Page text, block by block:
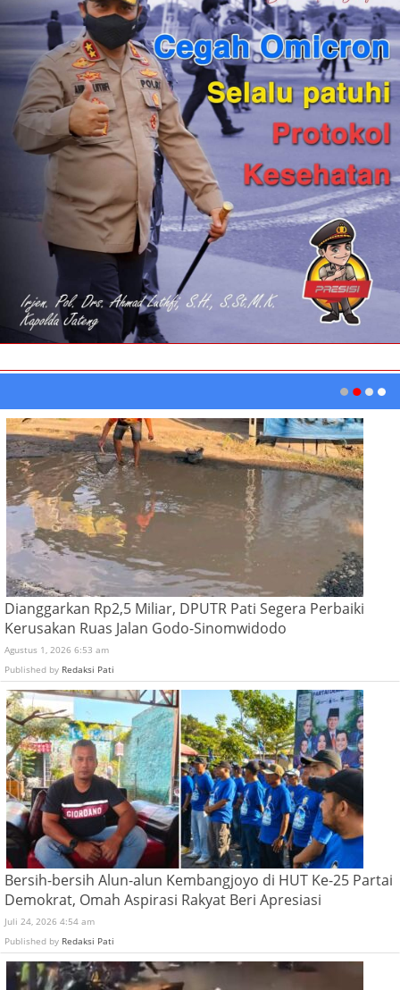
Dianggarkan Rp2,5 Miliar, DPUTR Pati Segera Perbaiki
Kerusakan Ruas Jalan Godo-Sinomwidodo
Agustus 1, 2026 6:53 am
Published by Redaksi Pati
Bersih-bersih Alun-alun Kembangjoyo di HUT Ke-25 Partai
Demokrat, Omah Aspirasi Rakyat Beri Apresiasi
Juli 24, 2026 4:54 am
Published by Redaksi Pati